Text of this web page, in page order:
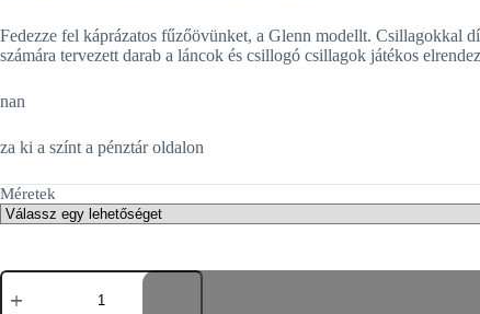
Fedezze fel káprázatos fűzőövünket, a Glenn modellt. Csillagokkal
számára tervezett darab a láncok és csillogó csillagok játékos
nan
za ki a színt a pénztár oldalon
Méretek
Fűzőöv
csillagláncokkal,